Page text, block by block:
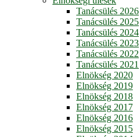
Tanácsülés 2026
Tanácsülés 2025
Tanácsülés 2024
Tanácsülés 2023
Tanácsülés 2022
Tanácsülés 2021
Elnökség 2020
Elnökség 2019
Elnökség 2018
Elnökség 2017
Elnökség 2016
Elnökség 2015